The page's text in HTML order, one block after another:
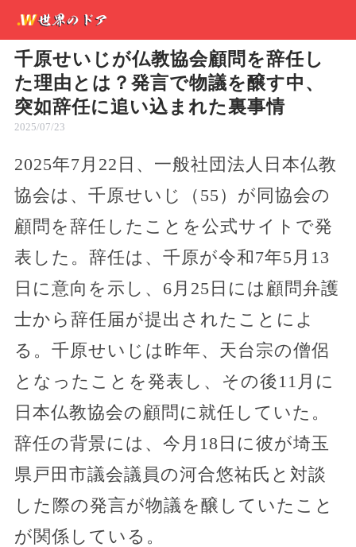
千原せいじが仏教協会顧問を辞任し
た理由とは？発言で物議を醸す中、
突如辞任に追い込まれた裏事情
2025/07/23
2025年7月22日、一般社団法人日本仏教
協会は、千原せいじ（55）が同協会の
顧問を辞任したことを公式サイトで発
表した。辞任は、千原が令和7年5月13
日に意向を示し、6月25日には顧問弁護
士から辞任届が提出されたことによ
る。千原せいじは昨年、天台宗の僧侶
となったことを発表し、その後11月に
日本仏教協会の顧問に就任していた。
辞任の背景には、今月18日に彼が埼玉
県戸田市議会議員の河合悠祐氏と対談
した際の発言が物議を醸していたこと
が関係している。